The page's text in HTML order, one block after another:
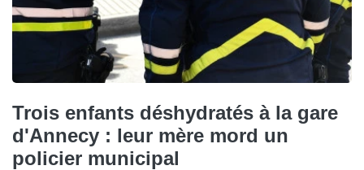
Trois enfants déshydratés à la gare
d'Annecy : leur mère mord un
policier municipal